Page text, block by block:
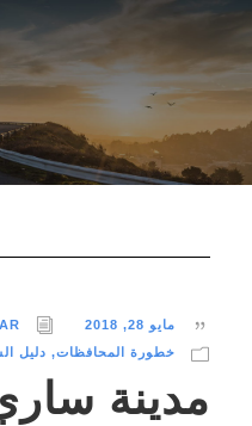
مايو 28, 2018
خطورة المحافظات, دليل
مدينة